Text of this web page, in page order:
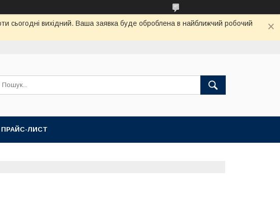
сьогодні вихідний. Ваша заявка буде оброблена в найближчий робочий
ПРАЙС-ЛИСТ